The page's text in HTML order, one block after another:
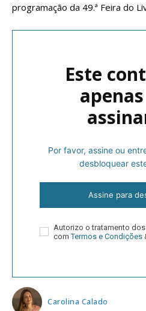
programação da 49.ª Feira do
Este
Por favor, assine ou
desbloquear
Assine para
Autorizo o tratamento
comTermos e Condições
Carolina Calado